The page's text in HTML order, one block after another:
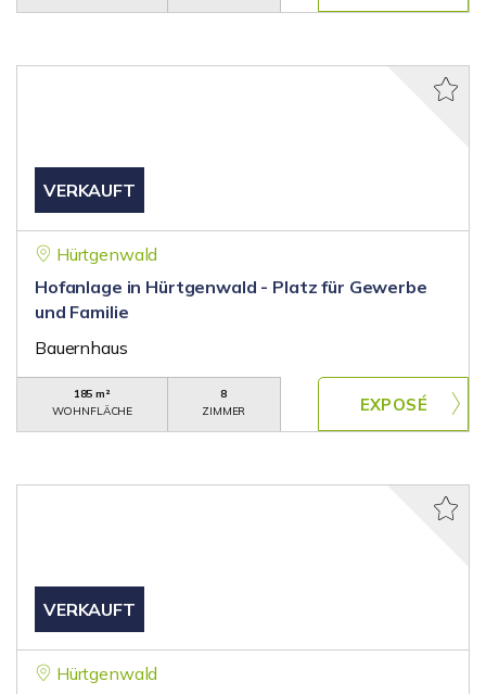
VERKAUFT
Hürtgenwald
Hofanlage in Hürtgenwald - Platz für Gewerbe
und Familie
Bauernhaus
185 m²
WOHNFLÄCHE
8
ZIMMER
VERKAUFT
Hürtgenwald